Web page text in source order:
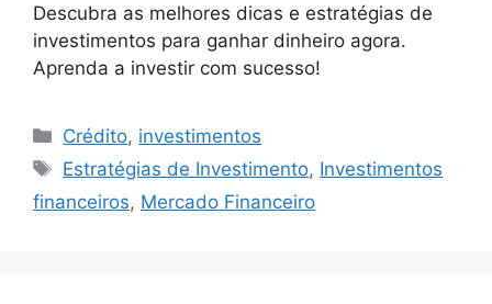
Descubra as melhores dicas e estratégias de
investimentos para ganhar dinheiro agora.
Aprenda a investir com sucesso!
Categorias
Crédito, investimentos
Tags
Estratégias de Investimento, Investimentos
financeiros, Mercado Financeiro